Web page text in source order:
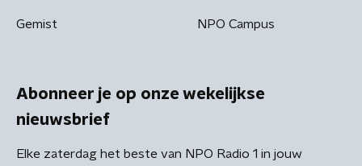
Gemist NPO Campus
Abonneer je op onze wekelijkse
nieuwsbrief
Elke zaterdag het beste van NPO Radio 1 in jouw